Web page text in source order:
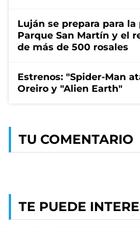
Luján se prepara para la
Parque San Martín y el
de más de 500 rosales
Estrenos: "Spider-Man
Oreiro y "Alien Earth"
TU COMENTARIO
TE PUEDE